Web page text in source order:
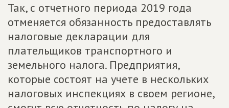
Так, с отчетного периода 2019 года
отменяется обязанность предоставлять
налоговые декларации для
плательщиков транспортного и
земельного налога. Предприятия,
которые состоят на учете в нескольких
налоговых инспекциях в своем регионе,